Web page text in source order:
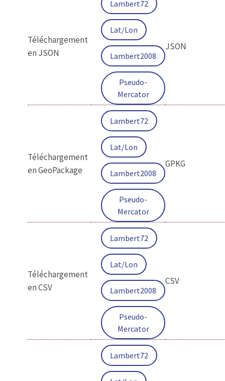
Téléchargement
en JSON
Lambert72
Lat/Lon
Lambert2008
Pseudo-
Mercator
JSON
Téléchargement
en GeoPackage
Lambert72
Lat/Lon
Lambert2008
Pseudo-
Mercator
GPKG
Téléchargement
en CSV
Lambert72
Lat/Lon
Lambert2008
Pseudo-
Mercator
CSV
Lambert72